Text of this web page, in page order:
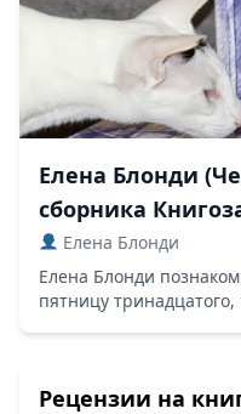
Елена Блонди
сборника
Елена Блонди
Елена Блонди
пятницу
Рецензии на